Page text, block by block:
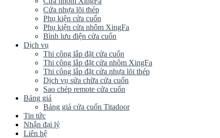
Cửa nhựa lõi thép
Phụ kiện cửa cuốn
Phụ kiện cửa nhôm XingFa
Bình lưu điện cửa cuốn
Dịch vụ
Thi công lắp đặt cửa cuốn
Thi công lắp đặt cửa nhôm XingFa
Thi công lắp đặt cửa nhựa lõi thép
Dịch vụ sửa chữa cửa cuốn
Sao chép remote cửa cuốn
Bảng giá
Bảng giá cửa cuốn Titadoor
Tin tức
Nhận đại lý
Liên hệ